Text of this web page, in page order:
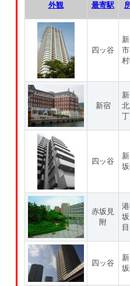
外観 最寄駅
四ッ谷
新宿
四ッ谷
赤坂見
附
目
四ッ谷